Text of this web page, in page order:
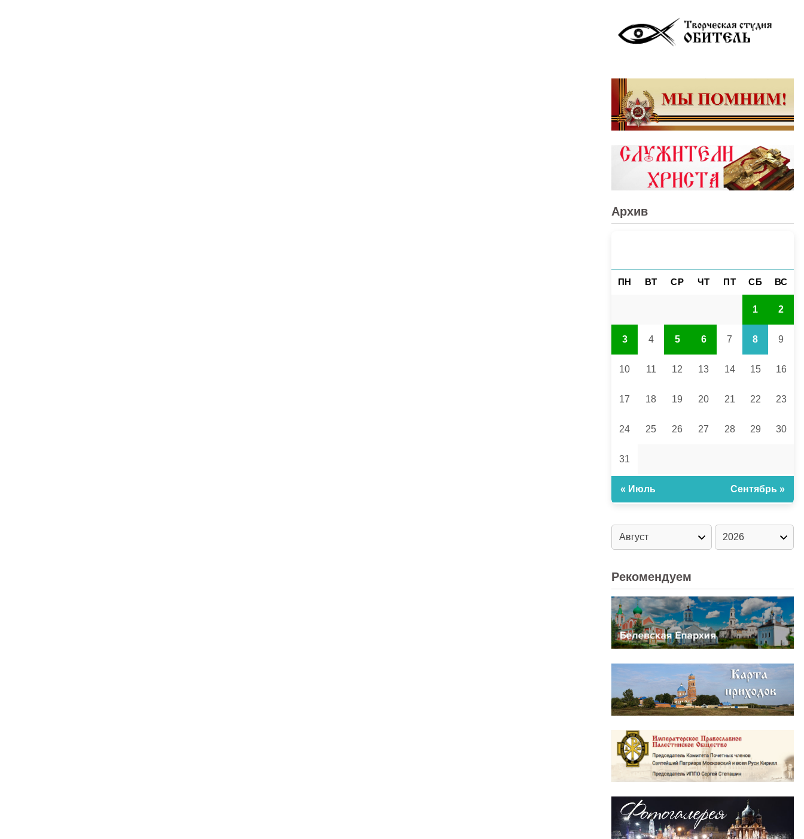
Архив
ПН ВТ СР ЧТ ПТ СБ ВС
1 2
3 4 5 6 7 8 9
10 11 12 13 14 15 16
17 18 19 20 21 22 23
24 25 26 27 28 29 30
31
« Июль Сентябрь »
Рекомендуем